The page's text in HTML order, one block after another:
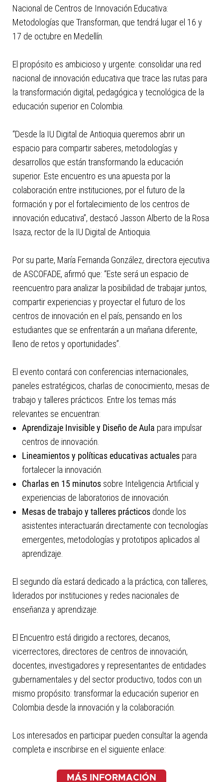
Nacional de Centros de Innovación Educativa:
Metodologías que Transforman, que tendrá lugar el 16 y
17 de octubre en Medellín.
El propósito es ambicioso y urgente: consolidar una red
nacional de innovación educativa que trace las rutas para
la transformación digital, pedagógica y tecnológica de la
educación superior en Colombia.
“Desde la IU Digital de Antioquia queremos abrir un
espacio para compartir saberes, metodologías y
desarrollos que están transformando la educación
superior. Este encuentro es una apuesta por la
colaboración entre instituciones, por el futuro de la
formación y por el fortalecimiento de los centros de
innovación educativa”, destacó Jasson Alberto de la Rosa
Isaza, rector de la IU Digital de Antioquia.
Por su parte, María Fernanda González, directora ejecutiva
de ASCOFADE, afirmó que: “Este será un espacio de
reencuentro para analizar la posibilidad de trabajar juntos,
compartir experiencias y proyectar el futuro de los
centros de innovación en el país, pensando en los
estudiantes que se enfrentarán a un mañana diferente,
lleno de retos y oportunidades”.
El evento contará con conferencias internacionales,
paneles estratégicos, charlas de conocimiento, mesas de
trabajo y talleres prácticos. Entre los temas más
relevantes se encuentran:
Aprendizaje Invisible y Diseño de Aula para impulsar
centros de innovación.
Lineamientos y políticas educativas actuales para
fortalecer la innovación.
Charlas en 15 minutos sobre Inteligencia Artificial y
experiencias de laboratorios de innovación.
Mesas de trabajo y talleres prácticos donde los
asistentes interactuarán directamente con tecnologías
emergentes, metodologías y prototipos aplicados al
aprendizaje.
El segundo día estará dedicado a la práctica, con talleres,
liderados por instituciones y redes nacionales de
enseñanza y aprendizaje.
El Encuentro está dirigido a rectores, decanos,
vicerrectores, directores de centros de innovación,
docentes, investigadores y representantes de entidades
gubernamentales y del sector productivo, todos con un
mismo propósito: transformar la educación superior en
Colombia desde la innovación y la colaboración.
Los interesados en participar pueden consultar la agenda
completa e inscribirse en el siguiente enlace:
MÁS INFORMACIÓN